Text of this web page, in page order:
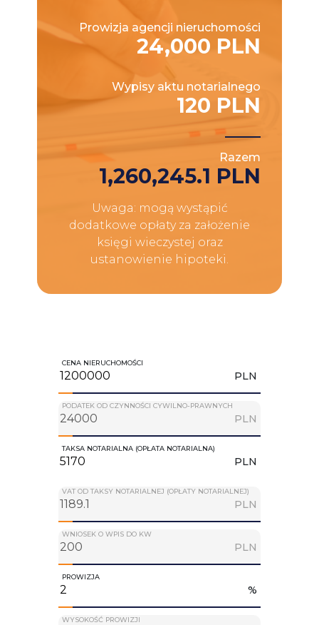
Prowizja agencji nieruchomości
24,000 PLN
Wypisy aktu notarialnego
120 PLN
Razem
1,260,245.1 PLN
Uwaga: mogą wystąpić
dodatkowe opłaty za założenie
księgi wieczystej oraz
ustanowienie hipoteki.
CENA NIERUCHOMOŚCI
PLN
PODATEK OD CZYNNOŚCI CYWILNO-PRAWNYCH
PLN
TAKSA NOTARIALNA (OPŁATA NOTARIALNA)
PLN
VAT OD TAKSY NOTARIALNEJ (OPŁATY NOTARIALNEJ)
PLN
WNIOSEK O WPIS DO KW
PLN
PROWIZJA
%
WYSOKOŚĆ PROWIZJI